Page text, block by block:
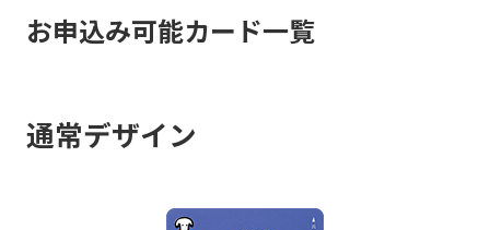
お申込み可能カード一覧
通常デザイン